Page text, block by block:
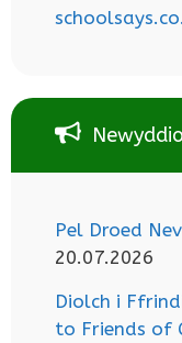
Pel Droed
20.07.2026
Diolch i
to Friends of